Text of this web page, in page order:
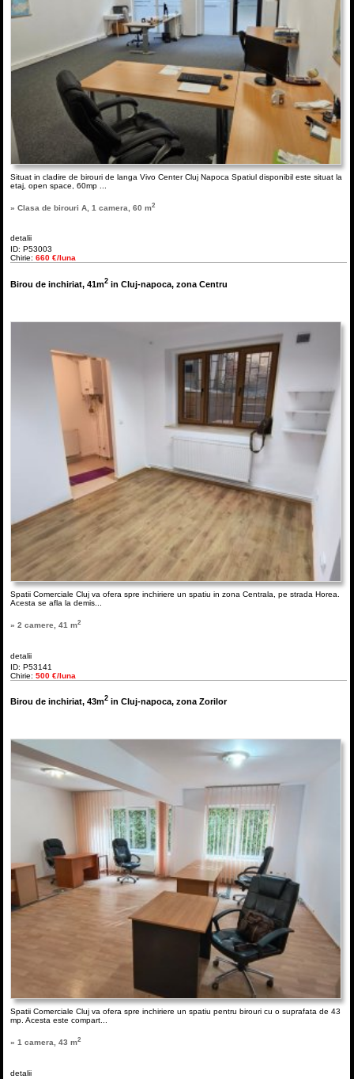
Situat in cladire de birouri de langa Vivo Center Cluj Napoca Spatiul disponibil este situat la
etaj, open space, 60mp ...
» Clasa de birouri A, 1 camera, 60 m2
detalii
ID: P53003
Chirie:660 €/luna
Birou de inchiriat, 41m2 in Cluj-napoca, zona Centru
Spatii Comerciale Cluj va ofera spre inchiriere un spatiu in zona Centrala, pe strada Horea.
Acesta se afla la demis...
» 2 camere, 41 m2
detalii
ID: P53141
Chirie:500 €/luna
Birou de inchiriat, 43m2 in Cluj-napoca, zona Zorilor
Spatii Comerciale Cluj va ofera spre inchiriere un spatiu pentru birouri cu o suprafata de 43
mp. Acesta este compart...
» 1 camera, 43 m2
detalii